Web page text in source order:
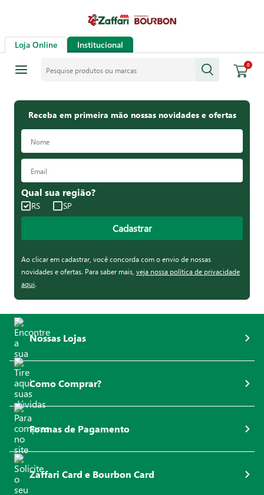
Loja Online Institucional
0
Receba em primeira mão nossas novidades e ofertas
Qual sua região?
RS SP
Cadastrar
Ao clicar em cadastrar, você concorda com o envio de nossas
novidades e ofertas. Para saber mais, veja nossa política de privacidade
aqui.
Nossas Lojas
Como Comprar?
Formas de Pagamento
Zaffari Card e Bourbon Card